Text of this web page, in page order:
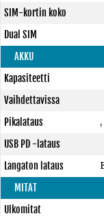
SIM-kortin koko
Dual SIM
AKKU
Kapasiteetti
Vaihdettavissa
Pikalataus
USB PD -lataus
Langaton lataus
MITAT
Ulkomitat